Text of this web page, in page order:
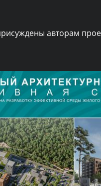
авторам